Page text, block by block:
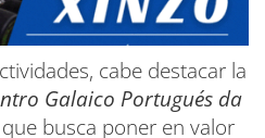
cabe destacar la
Galaico Portugués da
busca poner en valor